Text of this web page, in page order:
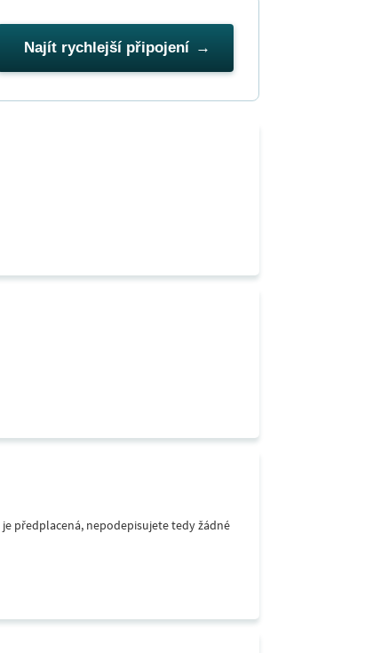
Najít rychlejší připojení
předplacená, nepodepisujete tedy žádné